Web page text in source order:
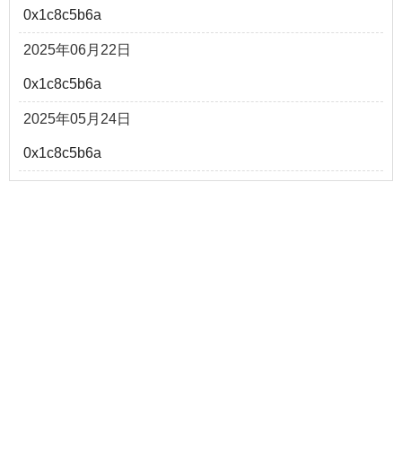
0x1c8c5b6a
2025年06月22日
0x1c8c5b6a
2025年05月24日
0x1c8c5b6a